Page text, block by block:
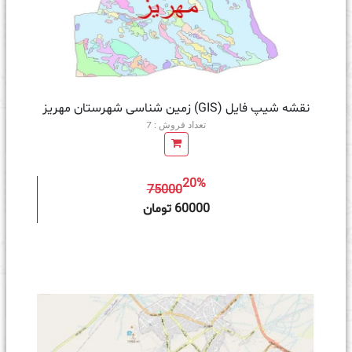
نقشه شیپ فایل (GIS) زمین‌ شناسی شهرستان مهریز
تعداد فروش : 7
7500020%
60000 تومان